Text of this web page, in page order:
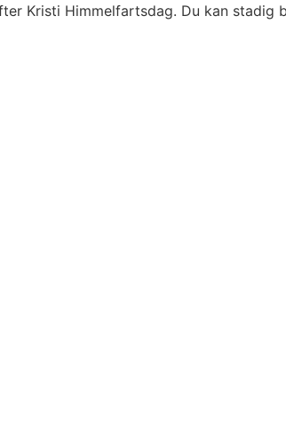
Kristi Himmelfartsdag. Du kan